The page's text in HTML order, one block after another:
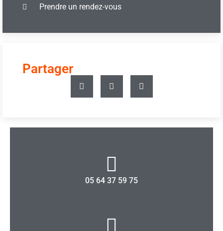
Prendre un rendez-vous
Partager
05 64 37 59 75